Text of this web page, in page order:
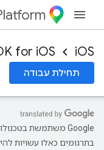
iOS
for iOS
תחילת עבודה
בתרגומים כאלו עשויות